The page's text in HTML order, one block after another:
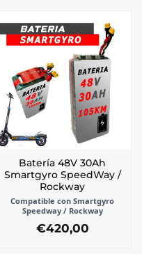
Batería 48V 30Ah
Smartgyro SpeedWay /
Rockway
Compatible con Smartgyro
Speedway / Rockway
€420,00